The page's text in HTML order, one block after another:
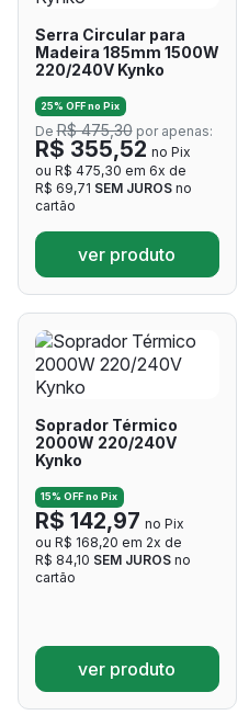
Serra Circular para
Madeira 185mm 1500W
220/240V Kynko
25% OFF no Pix
DeR$ 475,30por apenas:
R$ 355,52 no Pix
ou R$ 475,30 em 6x de
R$ 69,71 SEM JUROSno
cartão
ver produto
Soprador Térmico
2000W 220/240V
Kynko
15% OFF no Pix
R$ 142,97 no Pix
ou R$ 168,20 em 2x de
R$ 84,10 SEM JUROSno
cartão
ver produto